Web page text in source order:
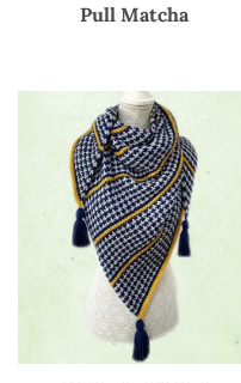
Pull Matcha